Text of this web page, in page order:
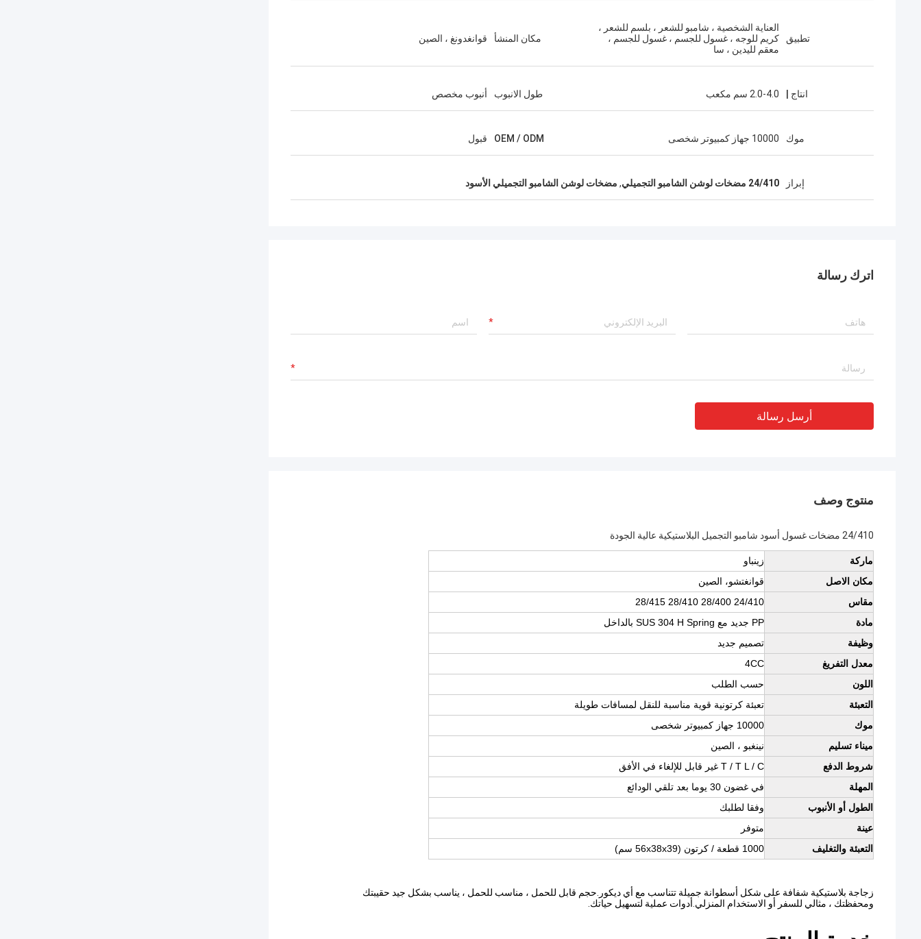
تطبيق
العناية الشخصية ، شامبو للشعر ، بلسم للشعر ،
كريم للوجه ، غسول للجسم ، غسول للجسم ،
معقم لليدين ، سا
مكان المنشأ قوانغدونغ ، الصين
انتاج | 2.0-4.0 سم مكعب طول الانبوب أنبوب مخصص
موك 10000 جهاز كمبيوتر شخصى OEM / ODM قبول
إبراز 24/410 مضخات لوشن الشامبو التجميلي , مضخات لوشن الشامبو التجميلي الأسود
اترك رسالة
أرسل رسالة
منتوج وصف
24/410 مضخات غسول أسود شامبو التجميل البلاستيكية عالية الجودة
ماركة
زينباو
مكان الاصل
قوانغتشو، الصين
مقاس
24/410 28/400 28/410 28/415
مادة
PP جديد مع SUS 304 H Spring بالداخل
وظيفة
تصميم جديد
معدل التفريغ
4CC
اللون
حسب الطلب
التعبئة
تعبئة كرتونية قوية مناسبة للنقل لمسافات طويلة
موك
10000 جهاز كمبيوتر شخصى
ميناء تسليم
نينغبو ، الصين
شروط الدفع
T / T L / C غير قابل للإلغاء في الأفق
المهلة
في غضون 30 يوما بعد تلقي الودائع
الطول أو الأنبوب
وفقا لطلبك
عينة
متوفر
التعبئة والتغليف
1000 قطعة / كرتون (56x38x39 سم)
زجاجة بلاستيكية شفافة على شكل أسطوانة جميلة تتناسب مع أي ديكور.حجم قابل للحمل ، مناسب للحمل ، يناسب بشكل جيد حقيبتك
ومحفظتك ، مثالي للسفر أو الاستخدام المنزلي.أدوات عملية لتسهيل حياتك.